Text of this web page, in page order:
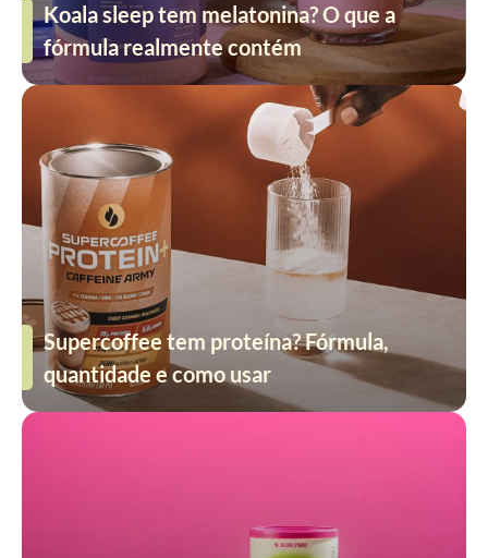
Koala sleep tem melatonina? O que a
fórmula realmente contém
Supercoffee tem proteína? Fórmula,
quantidade e como usar